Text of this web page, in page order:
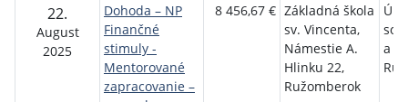
22.
August
2025
Dohoda – NP
Finančné
stimuly -
Mentorované
zapracovanie –
8 456,67 € Základná škola
sv. Vincenta,
Námestie A.
Hlinku 22,
Ružomberok
a